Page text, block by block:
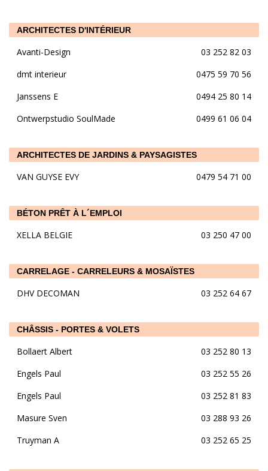
ARCHITECTES D'INTÉRIEUR
Avanti-Design
03 252 82 03
dmt interieur
0475 59 70 56
Janssens E
0494 25 80 14
Ontwerpstudio SoulMade
0499 61 06 04
ARCHITECTES DE JARDINS & PAYSAGISTES
VAN GUYSE EVY 0479 54 71 00
BÉTON PRÊT À L´EMPLOI
XELLA BELGIE 03 250 47 00
CARRELAGE - CARRELEURS & MOSAÏSTES
DHV DECOMAN 03 252 64 67
CHÂSSIS - PORTES & VOLETS
Bollaert Albert
03 252 80 13
Engels Paul
03 252 55 26
Engels Paul
03 252 81 83
Masure Sven
03 288 93 26
Truyman A
03 252 65 25